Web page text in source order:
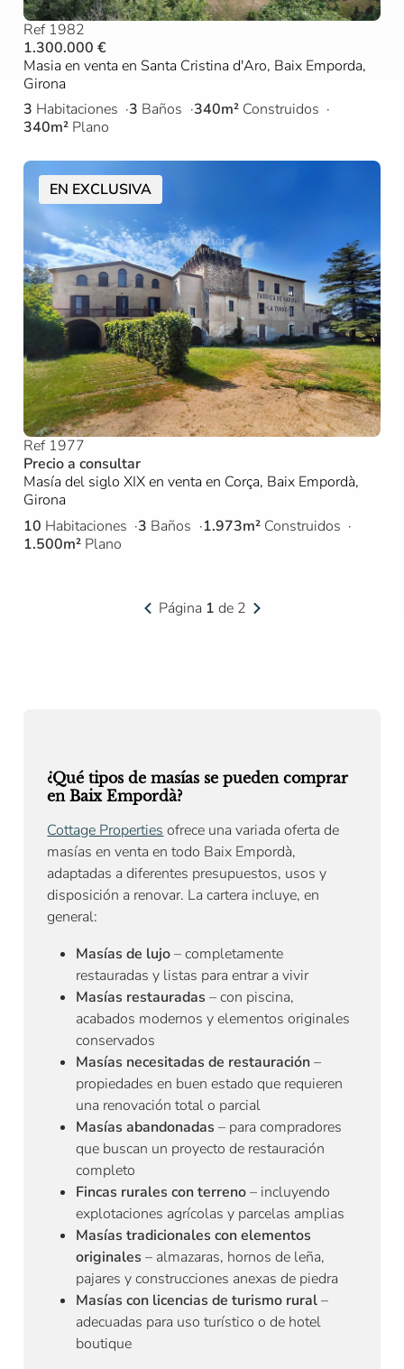
Ref 1982
1.300.000 €
Masia en venta en Santa Cristina d'Aro, Baix Emporda,
Girona
3 Habitaciones 3 Baños 340m² Construidos
340m² Plano
EN EXCLUSIVA
Ref 1977
Precio a consultar
Masía del siglo XIX en venta en Corça, Baix Empordà,
Girona
10 Habitaciones 3 Baños 1.973m² Construidos
1.500m² Plano
Página 1 de 2
¿Qué tipos de masías se pueden comprar
en Baix Empordà?
Cottage Propertiesofrece una variada oferta de
masías en venta en todo Baix Empordà,
adaptadas a diferentes presupuestos, usos y
disposición a renovar. La cartera incluye, en
general:
Masías de lujo– completamente
restauradas y listas para entrar a vivir
Masías restauradas – con piscina,
acabados modernos y elementos originales
conservados
Masías necesitadas de restauración–
propiedades en buen estado que requieren
una renovación total o parcial
Masías abandonadas – para compradores
que buscan un proyecto de restauración
completo
Fincas rurales con terreno– incluyendo
explotaciones agrícolas y parcelas amplias
Masías tradicionales con elementos
originales – almazaras, hornos de leña,
pajares y construcciones anexas de piedra
Masías con licencias de turismo rural–
adecuadas para uso turístico o de hotel
boutique